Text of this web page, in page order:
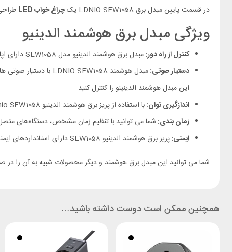
در قسمت پایین مبدل برق LDNIO SEW1058 یک
چراغ خواب LED
ویژگی مبدل برق هوشمند الدینیو
کنترل از راه دور:مبدل برق هوشمند الدینیو مدل SEW1058 دارای اپلیکیشن بوده که با نصب آن می توانید
دستیار صوتی:مبدل هوشمند LDNIO SEW1058 با دستیار صوتی های
این مبدل هوشمند الدینینو را کنترل کنید.
اندازگیری توان:با استفاده از پریز برق هوشمند الدینیو Ldnio SEW1058 می‌توان
زمان بندی: شما می توانید با تنظیم زمان مشخص، دستگاه‌های
ایمنی:پریز برق هوشمند الدینیو SEW1058 دارای استانداردهای ایمنی مانند
شما می توانید این مبدل برق هوشمند و دیگر محصولات شبیه به آن را
همچنین ممکن است دوست داشته باشید…